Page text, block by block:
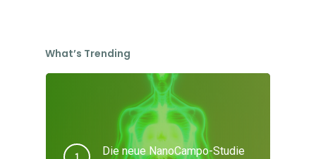
What’s Trending
Die neue NanoCampo-Studie